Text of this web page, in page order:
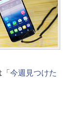
今週見つけた